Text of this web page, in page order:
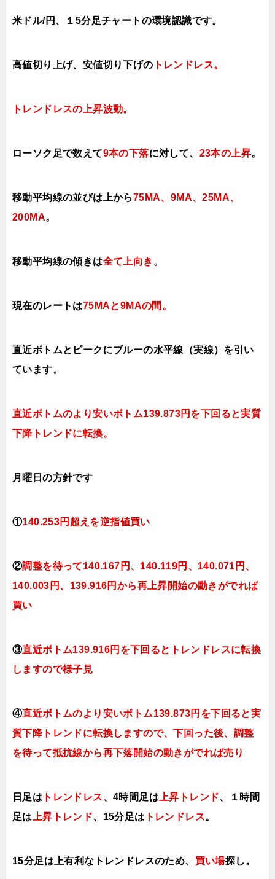
米ドル/円、１5分足チャートの環境認識です。
高値切り上げ、安値切り下 げの トレンドレス。
トレンドレスの上昇波動。
ローソク足で数えて9本の下落に対して、 23本の上昇。
移動平均線の並びは上から75MA、9MA、25MA、
200MA。
移動平均線の傾きは全て上向き 。
現在のレートは75MAと9MAの間 。
直近ボトムとピークにブルーの水平線（実線）を引い
ています。
直近ボトムのより安いボトム139.873円を下回ると実質
下降トレンドに転換。
月曜日の方針です
①140.253円超えを逆指値買い
②調整を待って140.167円 、140.119円、140.071円、
140.003円、139.916円 から再上昇開始の動きがでれば
買い
③直近ボトム139.916円を下回ると トレンドレスに転換
しますので様子見
④直近ボトムのより安いボトム139.873円を下回ると実
質下降トレンドに転換しますので、下回った後、調整
を待って抵抗線から再下落開始の動きがでれば売り
日足は トレンドレス、4時間足は上昇トレンド、１時間
足は上昇トレンド、15分足は ト レンドレス。
15分足は上有利なトレンドレスのため、 買い場探し。